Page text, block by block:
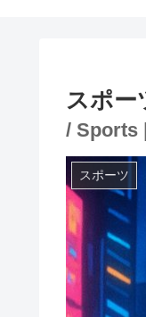
スポー
/ Sports
スポーツ